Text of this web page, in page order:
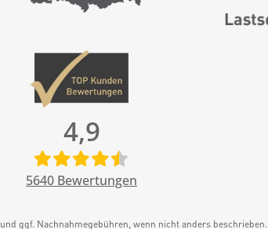
4,9
5640 Bewertungen
und ggf. Nachnahmegebühren, wenn nicht anders beschrieben.